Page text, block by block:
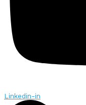
Linkedin-in